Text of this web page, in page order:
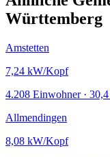
Württemberg
Amstetten
7,24 kW/Kopf
4.208 Einwohner ·
Allmendingen
8,08 kW/Kopf